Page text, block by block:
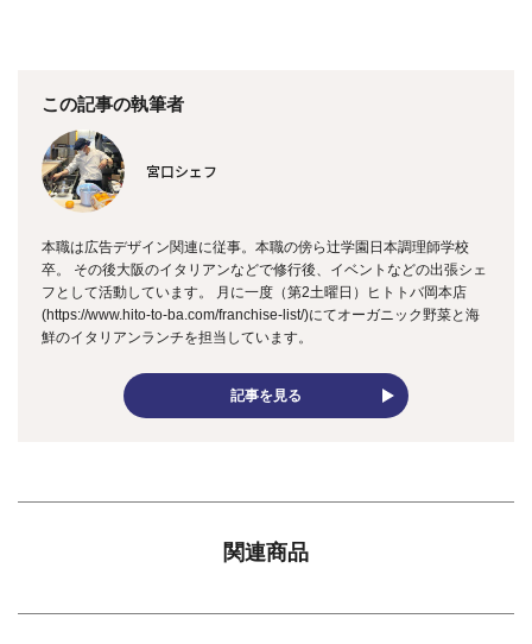
この記事の執筆者
宮口シェフ
本職は広告デザイン関連に従事。本職の傍ら辻学園日本調理師学校
卒。 その後大阪のイタリアンなどで修行後、イベントなどの出張シェ
フとして活動しています。 月に一度（第2土曜日）ヒトトバ岡本店
(https://www.hito-to-ba.com/franchise-list/)にてオーガニック野菜と海
鮮のイタリアンランチを担当しています。
記事を見る
関連商品